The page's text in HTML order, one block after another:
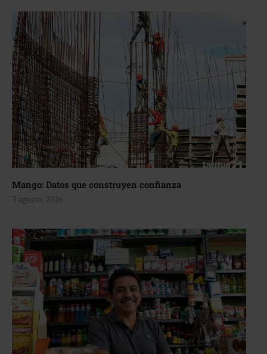
Mango: Datos que construyen confianza
3 agosto, 2026